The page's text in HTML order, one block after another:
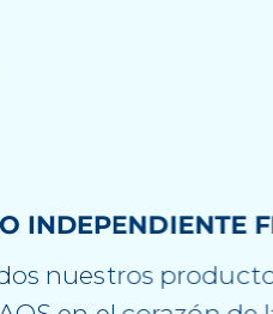
NUESTRO
SALUD DE LA